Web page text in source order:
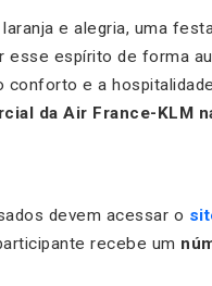
e alegria, uma
espírito de forma
e a
da Air France-KLM
devem acessar o
recebe um